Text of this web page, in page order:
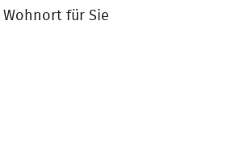
für Sie